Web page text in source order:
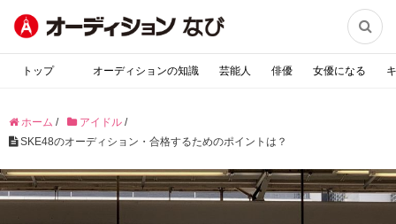

トップ オーディションの知識 芸能人 俳優 女優になる
ホーム / アイドル /
SKE48のオーディション・合格するためのポイントは？